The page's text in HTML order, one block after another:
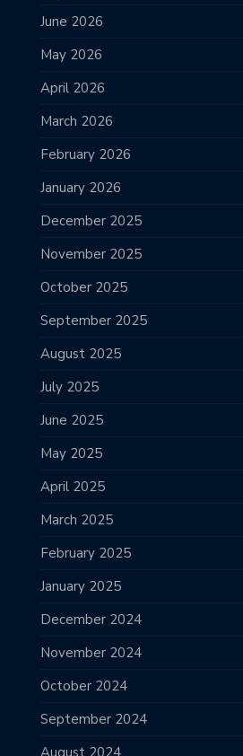
June 2026
May 2026
April 2026
March 2026
February 2026
January 2026
December 2025
November 2025
October 2025
September 2025
August 2025
July 2025
June 2025
May 2025
April 2025
March 2025
February 2025
January 2025
December 2024
November 2024
October 2024
September 2024
August 2024